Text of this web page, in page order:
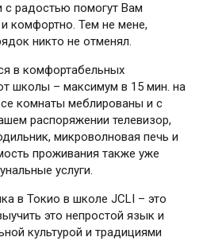
с радостью помогут Вам
комфортно. Тем не мене,
никто не отменял.
в комфортабельных
школы – максимум в 15 мин. на
комнаты меблированы и с
распоряжении телевизор,
микроволновая печь и
проживания также уже
услуги.
в Токио в школе JCLI – это
это непростой язык и
культурой и традициями